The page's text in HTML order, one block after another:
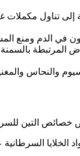
إلى تناول
الدم ومنع
المرتبطة
والنحاس
خصائص التين
الخلايا